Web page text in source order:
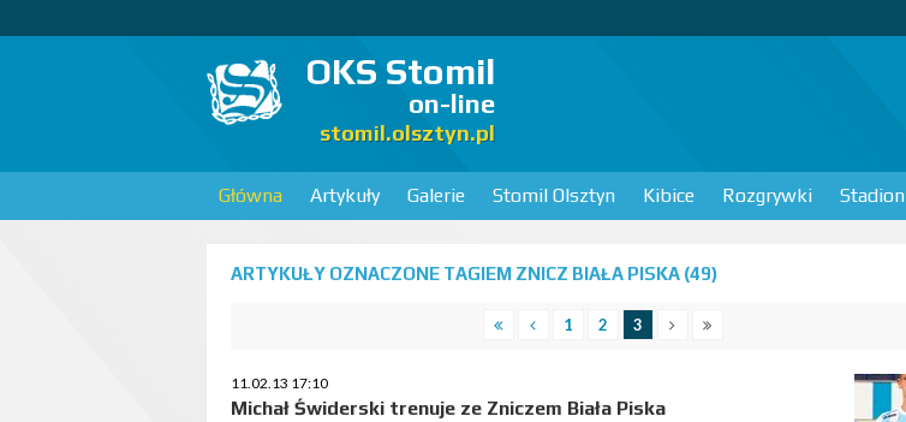
OKS Stomil
on-line
stomil.olsztyn.pl
Główna Artykuły Galerie Stomil Olsztyn Kibice Rozgrywki Stadion
ARTYKUŁY OZNACZONE TAGIEM ZNICZ BIAŁA PISKA (49)
1 2 3
11.02.13 17:10
Michał Świderski trenuje ze Zniczem Biała Piska